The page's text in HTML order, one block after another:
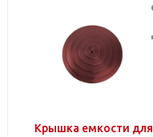
Крышка емкости для